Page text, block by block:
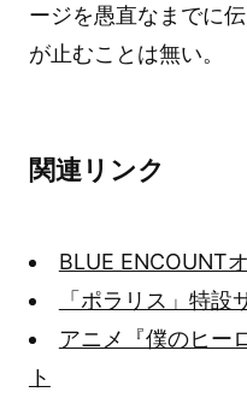
ージを愚直なまでに
が止むことは無い。
関連リンク
BLUE ENCOUNT
「ポラリス」特設
アニメ『僕のヒー
ト